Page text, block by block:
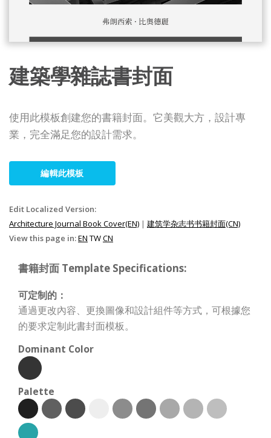
建築學雜誌書封面
使用此模板創建您的書籍封面。它美觀大方，設計專
業，完全滿足您的設計需求。
編輯此模板
Edit Localized Version:
Architecture Journal Book Cover(EN) | 建筑学杂志书书籍封面(CN)
View this page in:EN TWCN
書籍封面 Template Specifications:
可定制的：
通過更改內容、更換圖像和設計組件等方式，可根據您
的要求定制此書封面模板。
Dominant Color
Palette